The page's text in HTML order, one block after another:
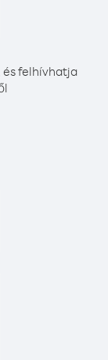
és felhívhatja